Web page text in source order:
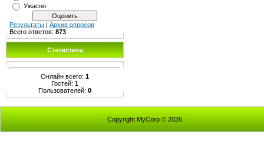
Ужасно
Результаты | Архив опросов
Всего ответов: 873
Статистика
Онлайн всего: 1
Гостей: 1
Пользователей: 0
Copyright MyCorp © 2026